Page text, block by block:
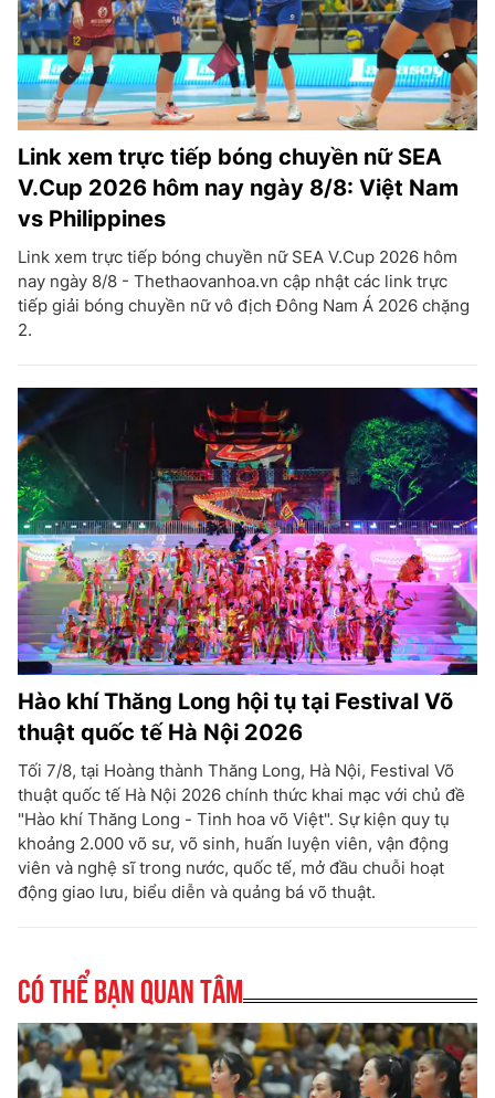
Link xem trực tiếp bóng chuyền nữ SEA
V.Cup 2026 hôm nay ngày 8/8: Việt Nam
vs Philippines
Link xem trực tiếp bóng chuyền nữ SEA V.Cup 2026 hôm
nay ngày 8/8 - Thethaovanhoa.vn cập nhật các link trực
tiếp giải bóng chuyền nữ vô địch Đông Nam Á 2026 chặng
2.
Hào khí Thăng Long hội tụ tại Festival Võ
thuật quốc tế Hà Nội 2026
Tối 7/8, tại Hoàng thành Thăng Long, Hà Nội, Festival Võ
thuật quốc tế Hà Nội 2026 chính thức khai mạc với chủ đề
"Hào khí Thăng Long - Tinh hoa võ Việt". Sự kiện quy tụ
khoảng 2.000 võ sư, võ sinh, huấn luyện viên, vận động
viên và nghệ sĩ trong nước, quốc tế, mở đầu chuỗi hoạt
động giao lưu, biểu diễn và quảng bá võ thuật.
Có thể bạn quan tâm